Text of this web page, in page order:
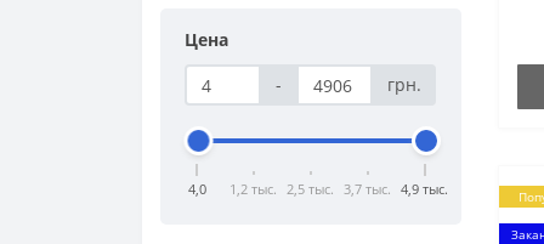
Цена
-
грн.
4,0 1,2 тыс. 2,5 тыс. 3,7 тыс. 4,9 тыс.